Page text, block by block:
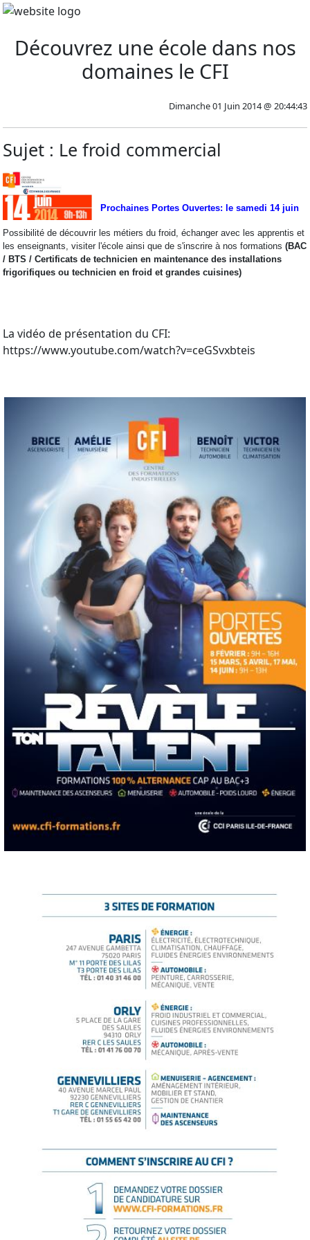
Découvrez une école dans nos
domaines le CFI
Dimanche 01 Juin 2014 @ 20:44:43
Sujet : Le froid commercial
Prochaines Portes Ouvertes: le samedi 14 juin
Possibilité de découvrir les métiers du froid, échanger avec les apprentis et
les enseignants, visiter l'école ainsi que de s'inscrire à nos formations (BAC
/ BTS / Certificats de technicien en maintenance des installations
frigorifiques ou technicien en froid et grandes cuisines)
La vidéo de présentation du CFI:
https://www.youtube.com/watch?v=ceGSvxbteis